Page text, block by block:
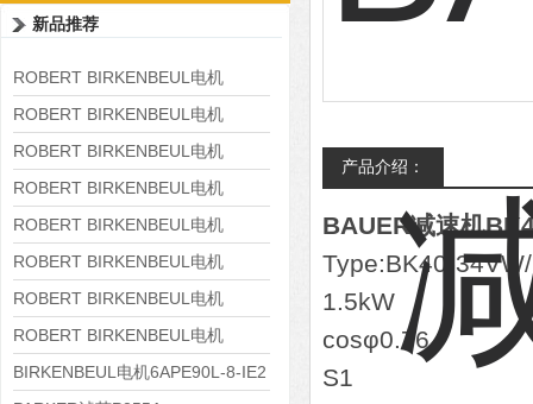
新品推荐
ROBERT BIRKENBEUL电机
8APE225M-4-IE3
ROBERT BIRKENBEUL电机
8APE180L-4 IE3
ROBERT BIRKENBEUL电机
8APE160M-6 IE3
ROBERT BIRKENBEUL电机
8APE160L-4-IE3
ROBERT BIRKENBEUL电机
8APE112M-6K-IE3
ROBERT BIRKENBEUL电机
8APE100L-2 IE3
ROBERT BIRKENBEUL电机
8APE90S-4 IE3
ROBERT BIRKENBEUL电机
8APE80M-2K-IE3
BIRKENBEUL电机6APE90L-8-IE2
产品介绍：
BAUER减速机
Type:BK40-
1.5kW
cosφ0.76
S1